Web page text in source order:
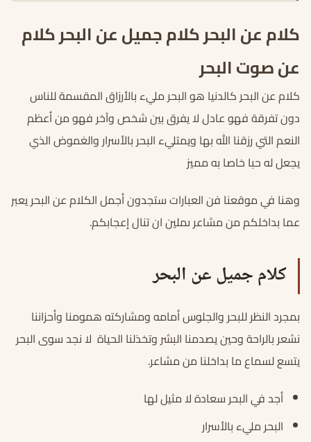
كلام عن البحر كلام جميل عن البحر كلام
عن صوت البحر
كلام عن البحر كالدنيا هو البحر مليء بالأرزاق المقسمة للناس
دون تفرقة فهو عادل لا يفرق بين شخص وآخر فهو من أعظم
النعم التي رزقنا الله بها ويمتليء البحر بالأسرار والغموض الذي
يجعل له حبا خاصا به مميز
وهنا في موقعنا فن العبارات ستجدون أجمل الكلام عن البحر يعبر
عما بداخلكم من مشاعر ىملين ان تنال إعجابكم.
كلام جميل عن البحر
بمجرد النظر للبحر والجلوس أمامه ومشاركته همومنا وأحزاننا
نشعر بالراحة وحين يصدمنا البشر وتخذلنا الحياة لا نجد سوى البحر
يتسع لسماع ما بداخلنا من مشاعر.
أجد في البحر سعادة لا مثيل لها
البحر مليء بالأسرار